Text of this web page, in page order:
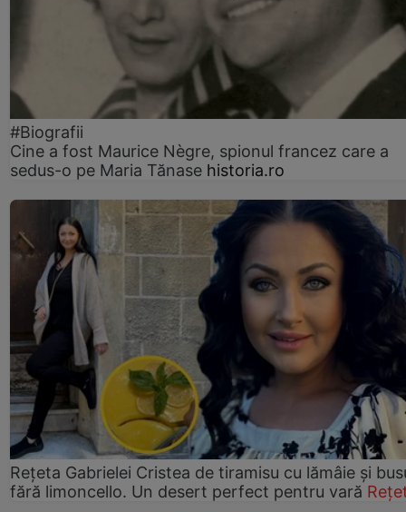
#Biografii
Cine a fost Maurice Nègre, spionul francez care a
sedus-o pe Maria Tănase historia.ro
Rețeta Gabrielei Cristea de tiramisu cu lămâie și
fără limoncello. Un desert perfect pentru vară